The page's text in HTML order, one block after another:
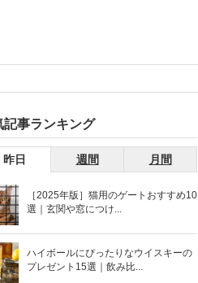
記事ランキング
昨日 週間 月間
［2025年版］猫用のゲートおすすめ10
選｜玄関や窓につけ...
ハイボールにぴったりなウイスキーの
プレゼント15選｜飲み比...